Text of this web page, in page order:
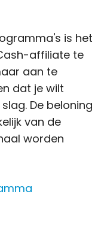
is het
affiliate te
aan te
dat je wilt
De beloning
van de
worden